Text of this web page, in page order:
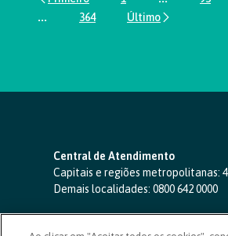
Página Páginas
...Páginas intermediárias Usar ABA
Página
364
Central de Atendimento
Capitais e regiões metropolitanas:
Demais localidades: 0800 642 0000
SAC 24 horas-0800 724 4420